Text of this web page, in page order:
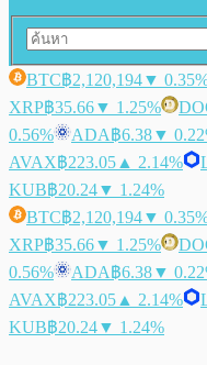
BTC฿2,120,194▼
XRP฿35.66▼ 1.25%
0.56%
ADA฿6.38▼
AVAX฿223.05 ▲ 2.14%
KUB฿20.24▼ 1.24%
BTC฿2,120,194▼
XRP฿35.66▼ 1.25%
0.56%
ADA฿6.38▼
AVAX฿223.05 ▲ 2.14%
KUB฿20.24▼ 1.24%